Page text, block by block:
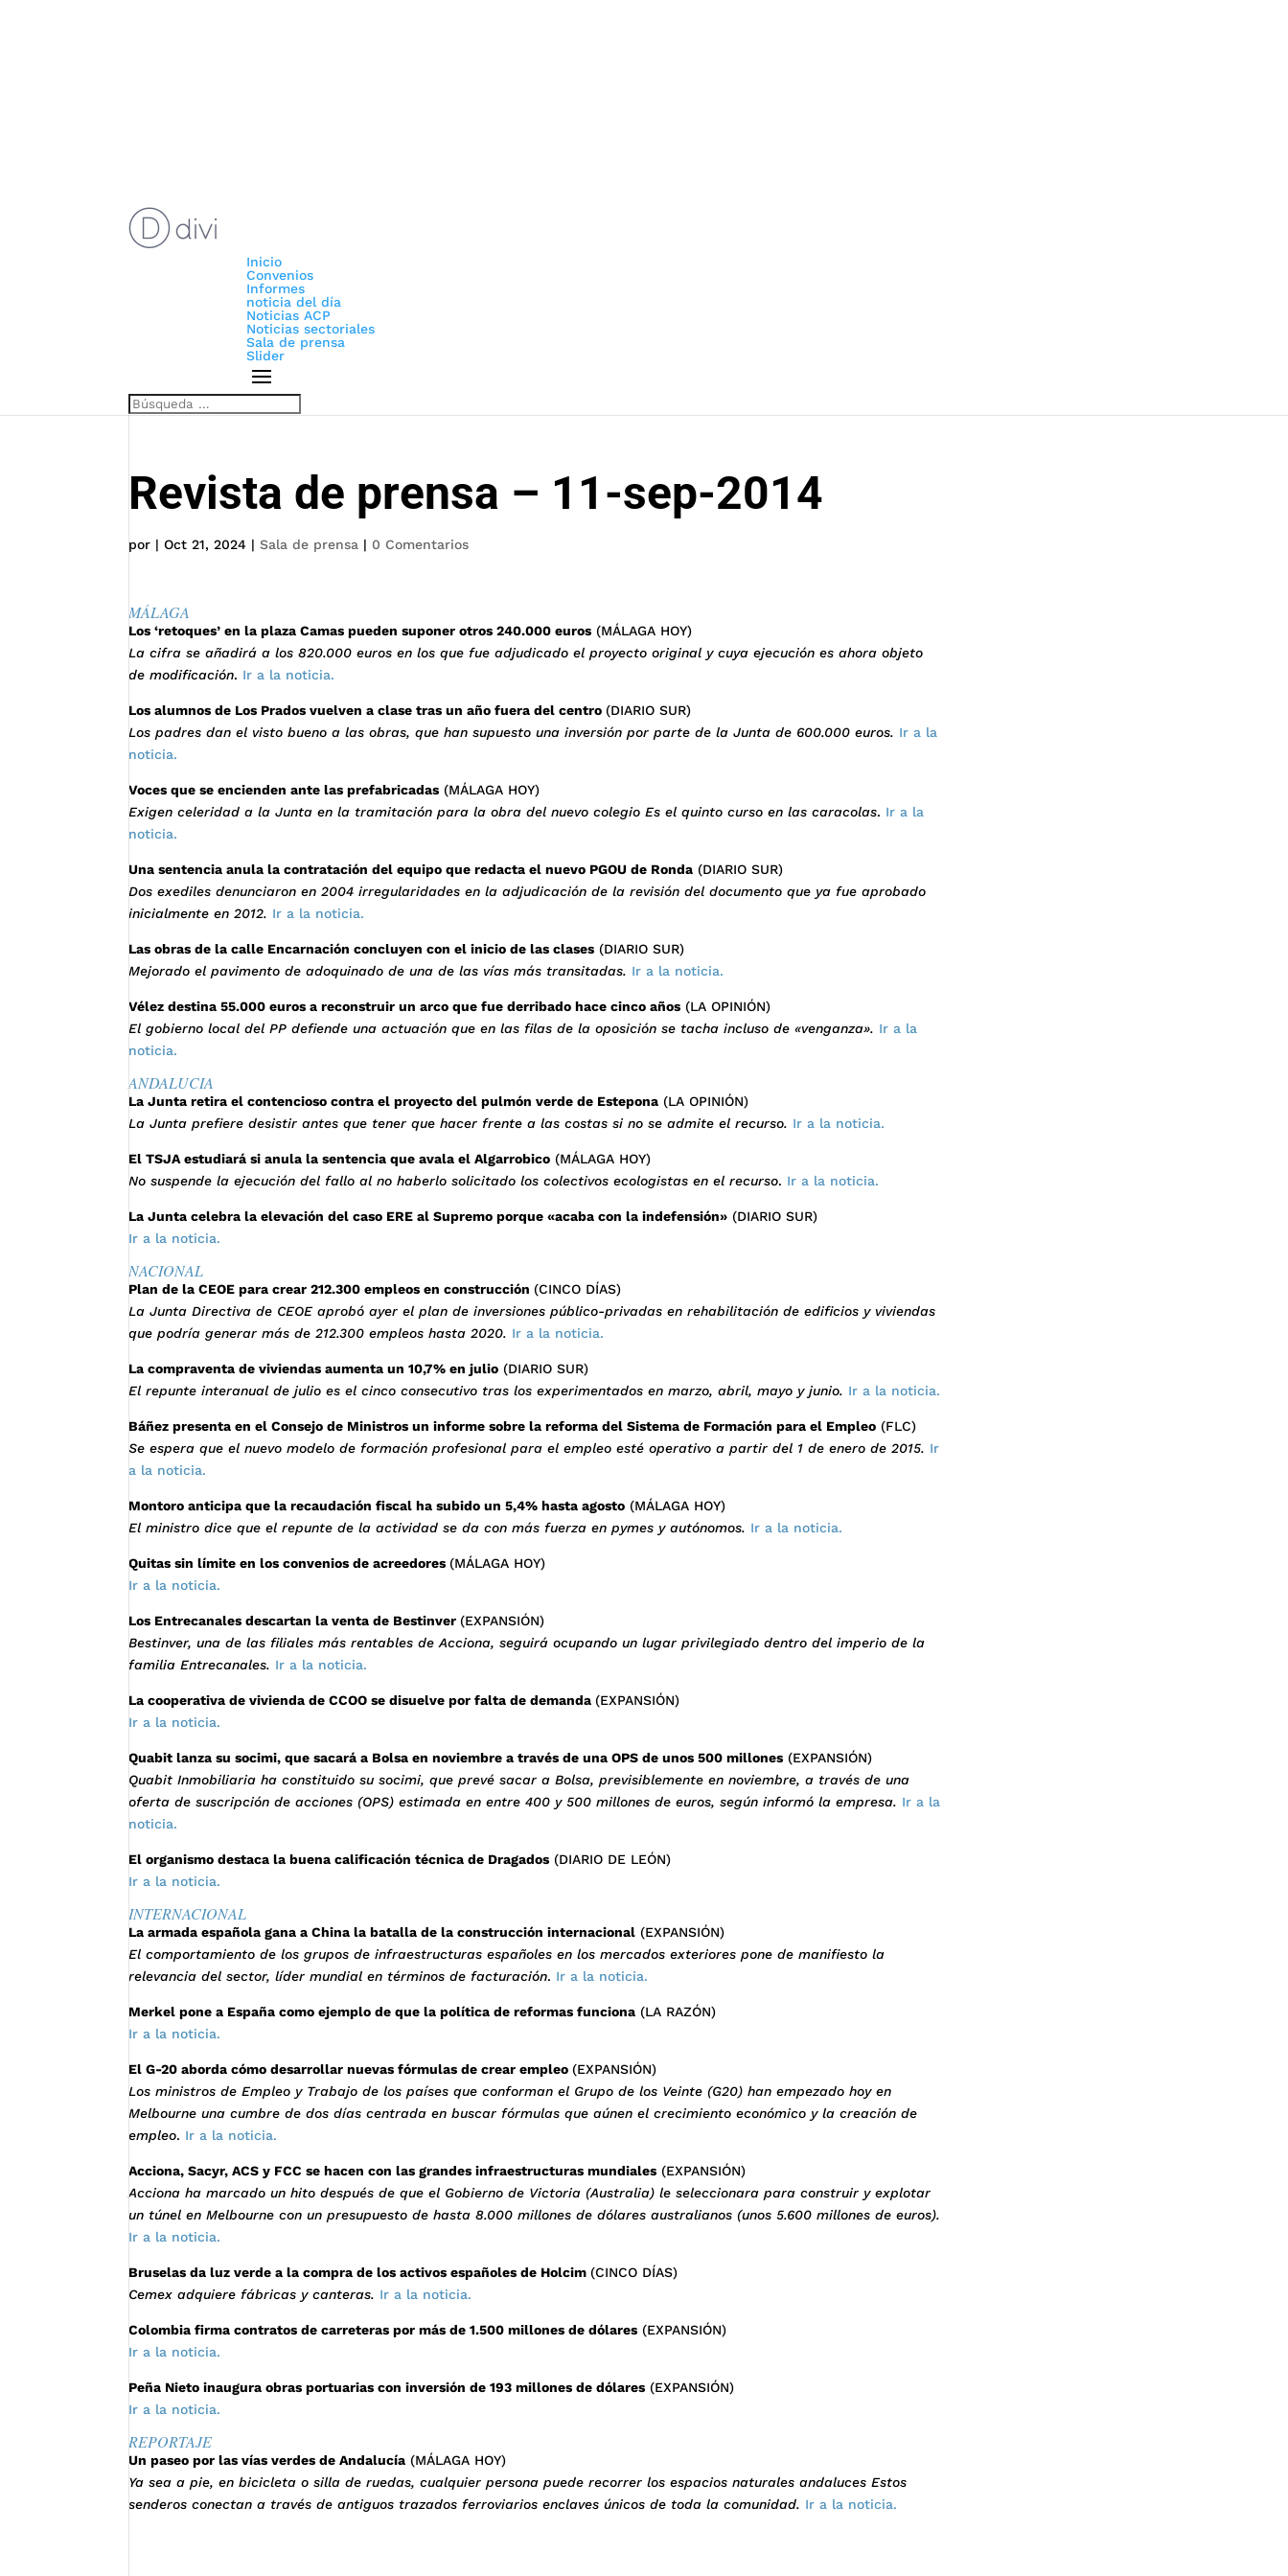
Inicio
Convenios
Informes
noticia del día
Noticias ACP
Noticias sectoriales
Sala de prensa
Slider
Revista de prensa – 11-sep-2014
por |Oct 21, 2024 |Sala de prensa | 0 Comentarios
MÁLAGA
Los ‘retoques’ en la plaza Camas pueden suponer otros 240.000 euros (MÁLAGA HOY)
La cifra se añadirá a los 820.000 euros en los que fue adjudicado el proyecto original y cuya ejecución es ahora objeto
de modificación. Ir a la noticia.
Los alumnos de Los Prados vuelven a clase tras un año fuera del centro (DIARIO SUR)
Los padres dan el visto bueno a las obras, que han supuesto una inversión por parte de la Junta de 600.000 euros. Ir a la
noticia.
Voces que se encienden ante las prefabricadas (MÁLAGA HOY)
Exigen celeridad a la Junta en la tramitación para la obra del nuevo colegio Es el quinto curso en las caracolas. Ir a la
noticia.
Una sentencia anula la contratación del equipo que redacta el nuevo PGOU de Ronda (DIARIO SUR)
Dos exediles denunciaron en 2004 irregularidades en la adjudicación de la revisión del documento que ya fue aprobado
inicialmente en 2012. Ir a la noticia.
Las obras de la calle Encarnación concluyen con el inicio de las clases (DIARIO SUR)
Mejorado el pavimento de adoquinado de una de las vías más transitadas. Ir a la noticia.
Vélez destina 55.000 euros a reconstruir un arco que fue derribado hace cinco años (LA OPINIÓN)
El gobierno local del PP defiende una actuación que en las filas de la oposición se tacha incluso de «venganza». Ir a la
noticia.
ANDALUCIA
La Junta retira el contencioso contra el proyecto del pulmón verde de Estepona (LA OPINIÓN)
La Junta prefiere desistir antes que tener que hacer frente a las costas si no se admite el recurso. Ir a la noticia.
El TSJA estudiará si anula la sentencia que avala el Algarrobico (MÁLAGA HOY)
No suspende la ejecución del fallo al no haberlo solicitado los colectivos ecologistas en el recurso. Ir a la noticia.
La Junta celebra la elevación del caso ERE al Supremo porque «acaba con la indefensión» (DIARIO SUR)
Ir a la noticia.
NACIONAL
Plan de la CEOE para crear 212.300 empleos en construcción (CINCO DÍAS)
La Junta Directiva de CEOE aprobó ayer el plan de inversiones público-privadas en rehabilitación de edificios y viviendas
que podría generar más de 212.300 empleos hasta 2020. Ir a la noticia.
La compraventa de viviendas aumenta un 10,7% en julio (DIARIO SUR)
El repunte interanual de julio es el cinco consecutivo tras los experimentados en marzo, abril, mayo y junio. Ir a la noticia.
Báñez presenta en el Consejo de Ministros un informe sobre la reforma del Sistema de Formación para el Empleo (FLC)
Se espera que el nuevo modelo de formación profesional para el empleo esté operativo a partir del 1 de enero de 2015. Ir
a la noticia.
Montoro anticipa que la recaudación fiscal ha subido un 5,4% hasta agosto (MÁLAGA HOY)
El ministro dice que el repunte de la actividad se da con más fuerza en pymes y autónomos. Ir a la noticia.
Quitas sin límite en los convenios de acreedores (MÁLAGA HOY)
Ir a la noticia.
Los Entrecanales descartan la venta de Bestinver (EXPANSIÓN)
Bestinver, una de las filiales más rentables de Acciona, seguirá ocupando un lugar privilegiado dentro del imperio de la
familia Entrecanales. Ir a la noticia.
La cooperativa de vivienda de CCOO se disuelve por falta de demanda (EXPANSIÓN)
Ir a la noticia.
Quabit lanza su socimi, que sacará a Bolsa en noviembre a través de una OPS de unos 500 millones (EXPANSIÓN)
Quabit Inmobiliaria ha constituido su socimi, que prevé sacar a Bolsa, previsiblemente en noviembre, a través de una
oferta de suscripción de acciones (OPS) estimada en entre 400 y 500 millones de euros, según informó la empresa. Ir a la
noticia.
El organismo destaca la buena calificación técnica de Dragados (DIARIO DE LEÓN)
Ir a la noticia.
INTERNACIONAL
La armada española gana a China la batalla de la construcción internacional (EXPANSIÓN)
El comportamiento de los grupos de infraestructuras españoles en los mercados exteriores pone de manifiesto la
relevancia del sector, líder mundial en términos de facturación. Ir a la noticia.
Merkel pone a España como ejemplo de que la política de reformas funciona (LA RAZÓN)
Ir a la noticia.
El G-20 aborda cómo desarrollar nuevas fórmulas de crear empleo (EXPANSIÓN)
Los ministros de Empleo y Trabajo de los países que conforman el Grupo de los Veinte (G20) han empezado hoy en
Melbourne una cumbre de dos días centrada en buscar fórmulas que aúnen el crecimiento económico y la creación de
empleo. Ir a la noticia.
Acciona, Sacyr, ACS y FCC se hacen con las grandes infraestructuras mundiales (EXPANSIÓN)
Acciona ha marcado un hito después de que el Gobierno de Victoria (Australia) le seleccionara para construir y explotar
un túnel en Melbourne con un presupuesto de hasta 8.000 millones de dólares australianos (unos 5.600 millones de euros).
Ir a la noticia.
Bruselas da luz verde a la compra de los activos españoles de Holcim (CINCO DÍAS)
Cemex adquiere fábricas y canteras. Ir a la noticia.
Colombia firma contratos de carreteras por más de 1.500 millones de dólares (EXPANSIÓN)
Ir a la noticia.
Peña Nieto inaugura obras portuarias con inversión de 193 millones de dólares (EXPANSIÓN)
Ir a la noticia.
REPORTAJE
Un paseo por las vías verdes de Andalucía (MÁLAGA HOY)
Ya sea a pie, en bicicleta o silla de ruedas, cualquier persona puede recorrer los espacios naturales andaluces Estos
senderos conectan a través de antiguos trazados ferroviarios enclaves únicos de toda la comunidad. Ir a la noticia.